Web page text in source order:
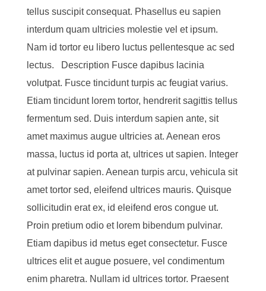
tellus suscipit consequat. Phasellus eu sapien
interdum quam ultricies molestie vel et ipsum.
Nam id tortor eu libero luctus pellentesque ac sed
lectus. Description Fusce dapibus lacinia
volutpat. Fusce tincidunt turpis ac feugiat varius.
Etiam tincidunt lorem tortor, hendrerit sagittis tellus
fermentum sed. Duis interdum sapien ante, sit
amet maximus augue ultricies at. Aenean eros
massa, luctus id porta at, ultrices ut sapien. Integer
at pulvinar sapien. Aenean turpis arcu, vehicula sit
amet tortor sed, eleifend ultrices mauris. Quisque
sollicitudin erat ex, id eleifend eros congue ut.
Proin pretium odio et lorem bibendum pulvinar.
Etiam dapibus id metus eget consectetur. Fusce
ultrices elit et augue posuere, vel condimentum
enim pharetra. Nullam id ultrices tortor. Praesent